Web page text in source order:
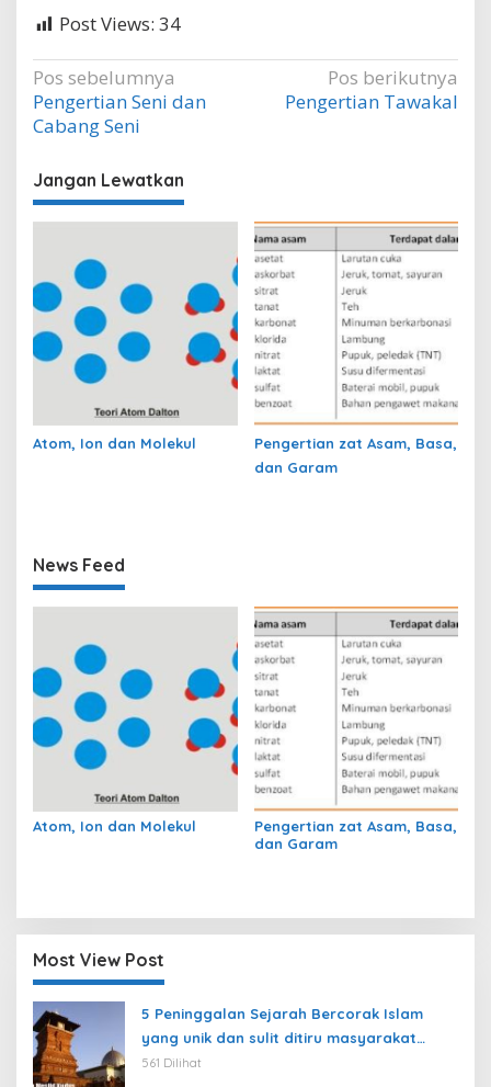
Post Views: 34
Navigasi
pos
Pos sebelumnya
Pengertian Seni dan
Cabang Seni
Pos berikutnya
Pengertian Tawakal
Jangan Lewatkan
Atom, Ion dan Molekul
Pengertian zat Asam, Basa,
dan Garam
News Feed
Atom, Ion dan Molekul
Pengertian zat Asam, Basa,
dan Garam
Most View Post
5 Peninggalan Sejarah Bercorak Islam
yang unik dan sulit ditiru masyarakat
modern
561 Dilihat